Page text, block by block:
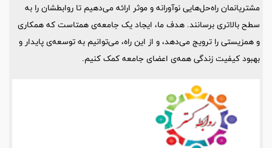
مشتریانمان راه‌حل‌هایی نوآورانه و موثر ارائه می‌دهیم تا روابطشان را به
سطح بالاتری برسانند. هدف ما، ایجاد یک جامعه‌ی همتاست که همکاری
و همزیستی را ترویج می‌دهد، و از این راه، می‌توانیم به توسعه‌ی پایدار و
بهبود کیفیت زندگی همه‌ی اعضای جامعه کمک کنیم.